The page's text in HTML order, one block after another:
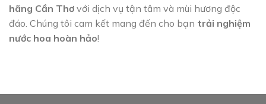
hãng Cần Thơ với dịch vụ tận tâm và mùi hương độc
đáo. Chúng tôi cam kết mang đến cho bạn trải nghiệm
nước hoa hoàn hảo!